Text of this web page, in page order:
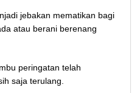
jebakan mematikan bagi
atau berani berenang
peringatan telah
saja terulang.